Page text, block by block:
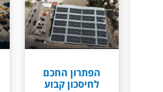
הפתרון החכם
לחיסכון קבוע